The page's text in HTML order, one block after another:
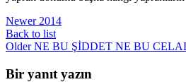
Newer 2014
Back to list
Older NE BU ŞİDDET NE BU
Bir yanıt yazın